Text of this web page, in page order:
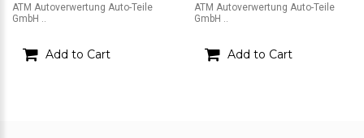
ATM Autoverwertung Auto-Teile
GmbH ..
Add to Cart
ATM Autoverwertung Auto-Teile
GmbH ..
Add to Cart